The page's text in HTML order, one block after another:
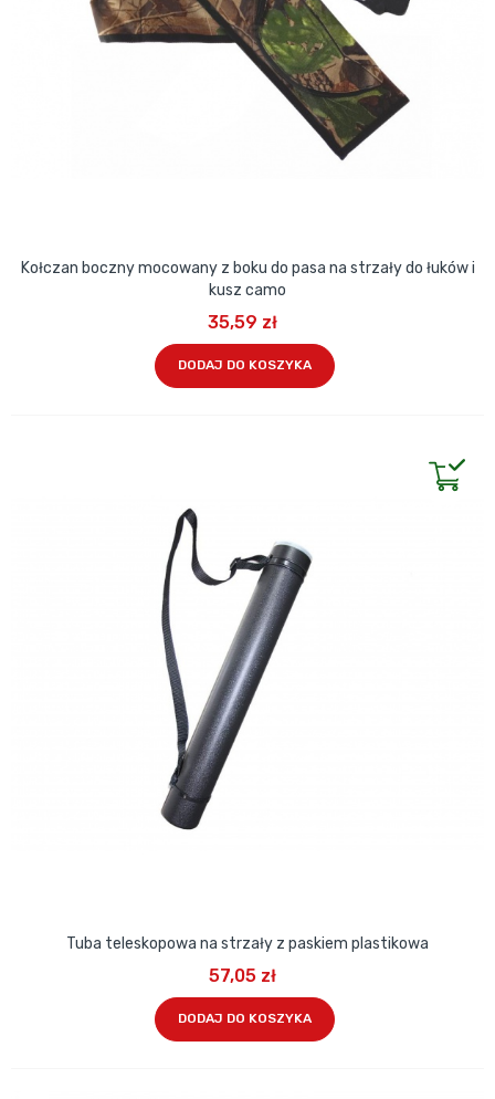
Kołczan boczny mocowany z boku do pasa na strzały do łuków i
kusz camo
35,59 zł
DODAJ DO KOSZYKA
Tuba teleskopowa na strzały z paskiem plastikowa
57,05 zł
DODAJ DO KOSZYKA